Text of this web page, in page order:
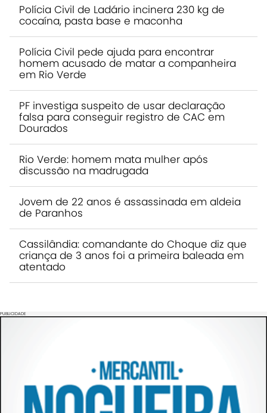
Polícia Civil de Ladário incinera 230 kg de
cocaína, pasta base e maconha
Polícia Civil pede ajuda para encontrar
homem acusado de matar a companheira
em Rio Verde
PF investiga suspeito de usar declaração
falsa para conseguir registro de CAC em
Dourados
Rio Verde: homem mata mulher após
discussão na madrugada
Jovem de 22 anos é assassinada em aldeia
de Paranhos
Cassilândia: comandante do Choque diz que
criança de 3 anos foi a primeira baleada em
atentado
PUBLICIDADE